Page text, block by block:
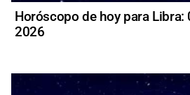
Horóscopo de hoy para Libra:
2026